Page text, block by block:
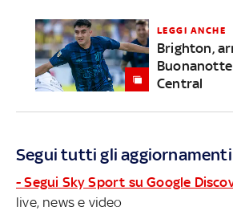
LEGGI ANCHE
Brighton,
Central
Segui tutti gli
- Segui Sky Sport su Google
live, news e video